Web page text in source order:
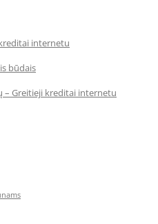
internetu
būdais
– Greitieji kreditai internetu